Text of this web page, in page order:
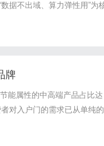
据不出域、算力弹性用”为
闻报,湖南电信发布算网一
牌
能属性的中高端产品占比达
对入户门的需求已从单纯的
费者往往难以抉择。近日
家权威机...